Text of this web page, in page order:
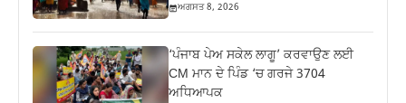
ਅਗਸਤ 8, 2026
‘ਪੰਜਾਬ ਪੇਅ ਸਕੇਲ ਲਾਗੂ’ ਕਰਵਾਉਣ ਲਈ
CM ਮਾਨ ਦੇ ਪਿੰਡ ‘ਚ ਗਰਜੇ 3704
ਅਧਿਆਪਕ